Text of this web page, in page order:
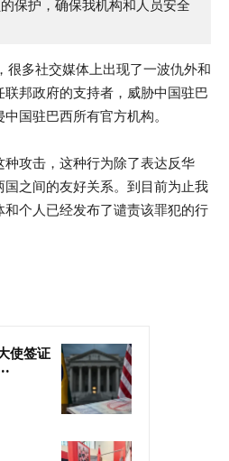
保护，确保我机构和人员安全
很多社交媒体上出现了一波仇外和
邦政府的支持者，威胁中国驻巴
国驻巴西所有官方机构。
攻击，这种行为除了表达反华
之间的友好关系。到目前为止我
个人已经发布了谴责该罪犯的行
使签证